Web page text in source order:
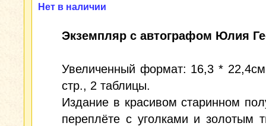
Нет в наличии
Экземпляр с автографом Юлия
Увеличенный формат: 16,3 *
стр., 2 таблицы.
Издание в красивом старинном
переплёте с уголками и золотым